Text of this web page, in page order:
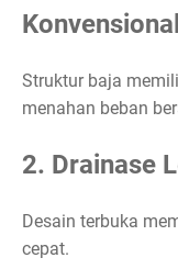
Konvensional
Struktur baja
menahan beban
2. Drainase
Desain terbuka
cepat.